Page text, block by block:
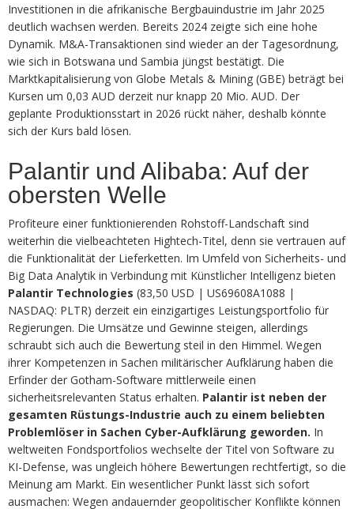
Investitionen in die afrikanische Bergbauindustrie im Jahr 2025
deutlich wachsen werden. Bereits 2024 zeigte sich eine hohe
Dynamik. M&A-Transaktionen sind wieder an der Tagesordnung,
wie sich in Botswana und Sambia jüngst bestätigt. Die
Marktkapitalisierung von Globe Metals & Mining (GBE) beträgt bei
Kursen um 0,03 AUD derzeit nur knapp 20 Mio. AUD. Der
geplante Produktionsstart in 2026 rückt näher, deshalb könnte
sich der Kurs bald lösen.
Palantir und Alibaba: Auf der
obersten Welle
Profiteure einer funktionierenden Rohstoff-Landschaft sind
weiterhin die vielbeachteten Hightech-Titel, denn sie vertrauen auf
die Funktionalität der Lieferketten. Im Umfeld von Sicherheits- und
Big Data Analytik in Verbindung mit Künstlicher Intelligenz bieten
Palantir Technologies (83,50 USD | US69608A1088 |
NASDAQ: PLTR) derzeit ein einzigartiges Leistungsportfolio für
Regierungen. Die Umsätze und Gewinne steigen, allerdings
schraubt sich auch die Bewertung steil in den Himmel. Wegen
ihrer Kompetenzen in Sachen militärischer Aufklärung haben die
Erfinder der Gotham-Software mittlerweile einen
sicherheitsrelevanten Status erhalten. Palantir ist neben der
gesamten Rüstungs-Industrie auch zu einem beliebten
Problemlöser in Sachen Cyber-Aufklärung geworden. In
weltweiten Fondsportfolios wechselte der Titel von Software zu
KI-Defense, was ungleich höhere Bewertungen rechtfertigt, so die
Meinung am Markt. Ein wesentlicher Punkt lässt sich sofort
ausmachen: Wegen andauernder geopolitischer Konflikte können